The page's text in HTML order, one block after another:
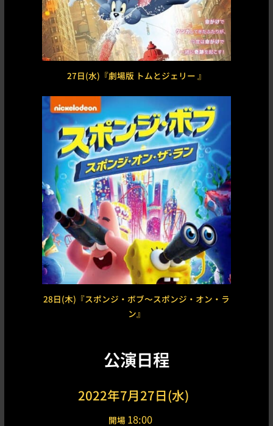
27日(水)『劇場版 トムとジェリー 』
28日(木)『スポンジ・ボブ〜スポンジ・オン・ラ
ン』
公演日程
2022年7月27日(水)
開場 18:00